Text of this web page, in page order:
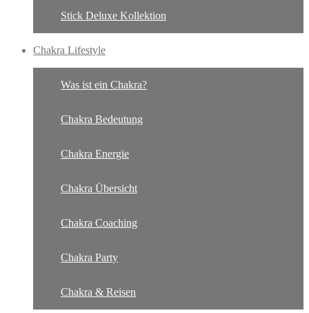
Stick Deluxe Kollektion
Chakra Lifestyle
Was ist ein Chakra?
Chakra Bedeutung
Chakra Energie
Chakra Übersicht
Chakra Coaching
Chakra Party
Chakra & Reisen